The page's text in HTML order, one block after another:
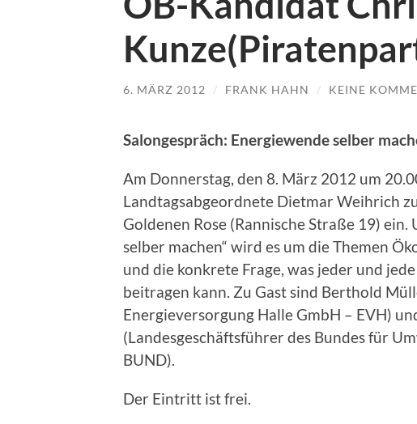
6. MÄRZ 2012 / FRANK HAHN / KEINE
Salongespräch: Energiewende selber
Am Donnerstag, den 8. März 2012 um
Landtagsabgeordnete Dietmar Weihrich
Goldenen Rose (Rannische Straße 19)
selber machen“ wird es um die Themen
und die konkrete Frage, was jeder und
beitragen kann. Zu Gast sind Berthold
Energieversorgung Halle GmbH – EVH)
(Landesgeschäftsführer des Bundes für
BUND).
Der Eintritt ist frei.